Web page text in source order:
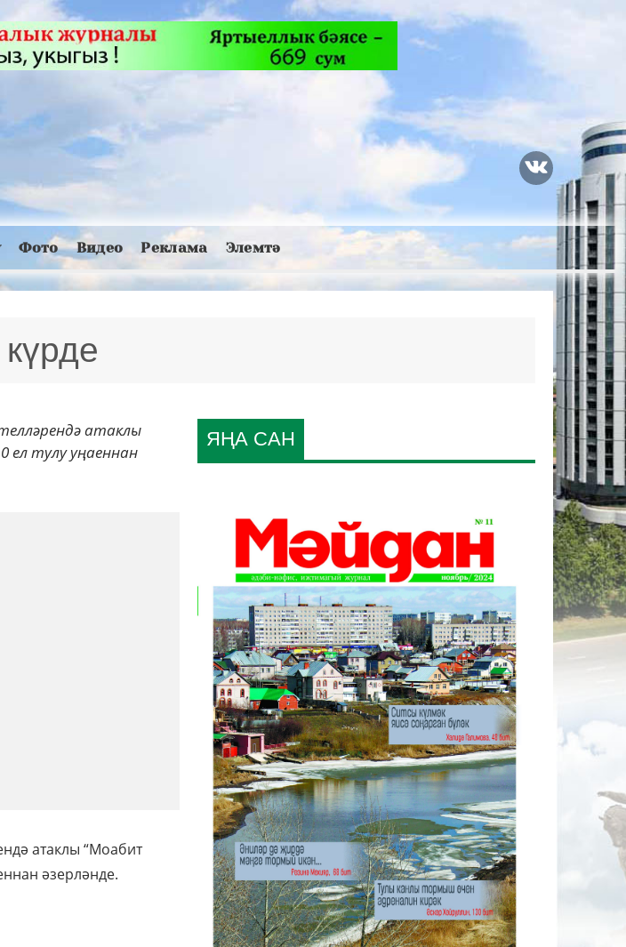
Фото Видео Реклама Элемтә
атаклы
ел тулу уңаеннан
атаклы “Моабит
әзерләнде.
ЯҢА САН